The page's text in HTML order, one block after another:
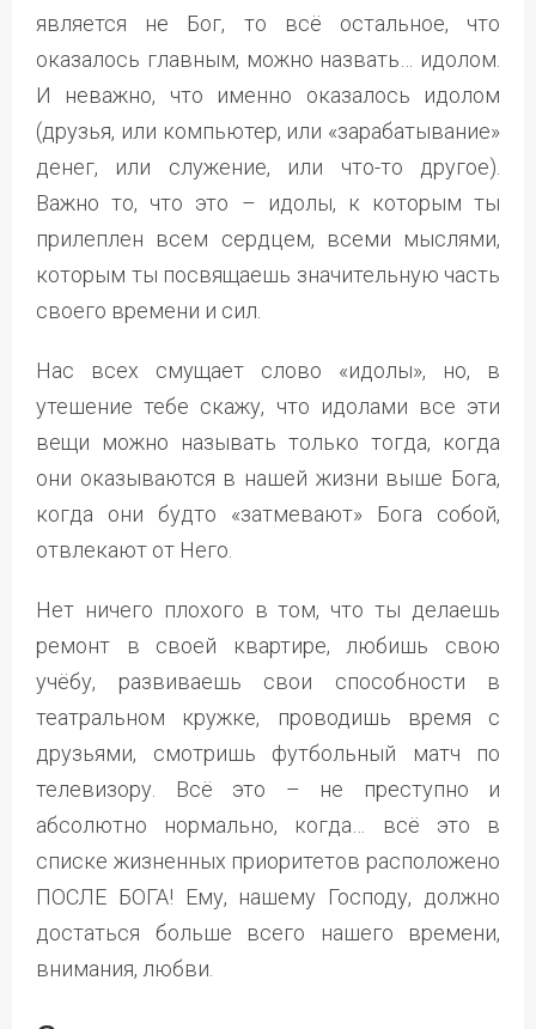
является не Бог, то всё остальное, что
оказалось главным, можно назвать… идолом.
И неважно, что именно оказалось идолом
(друзья, или компьютер, или «зарабатывание»
денег, или служение, или что-то другое).
Важно то, что это – идолы, к которым ты
прилеплен всем сердцем, всеми мыслями,
которым ты посвящаешь значительную часть
своего времени и сил.
Нас всех смущает слово «идолы», но, в
утешение тебе скажу, что идолами все эти
вещи можно называть только тогда, когда
они оказываются в нашей жизни выше Бога,
когда они будто «затмевают» Бога собой,
отвлекают от Него.
Нет ничего плохого в том, что ты делаешь
ремонт в своей квартире, любишь свою
учёбу, развиваешь свои способности в
театральном кружке, проводишь время с
друзьями, смотришь футбольный матч по
телевизору. Всё это – не преступно и
абсолютно нормально, когда… всё это в
списке жизненных приоритетов расположено
ПОСЛЕ БОГА! Ему, нашему Господу, должно
достаться больше всего нашего времени,
внимания, любви.